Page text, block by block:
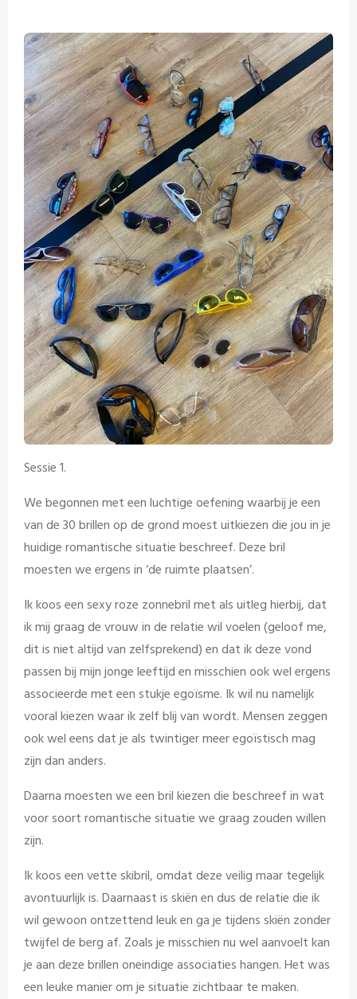
Sessie 1.
We begonnen met een luchtige oefening waarbij je een
van de 30 brillen op de grond moest uitkiezen die jou in je
huidige romantische situatie beschreef. Deze bril
moesten we ergens in ‘de ruimte plaatsen’.
Ik koos een sexy roze zonnebril met als uitleg hierbij, dat
ik mij graag de vrouw in de relatie wil voelen (geloof me,
dit is niet altijd van zelfsprekend) en dat ik deze vond
passen bij mijn jonge leeftijd en misschien ook wel ergens
associeerde met een stukje egoïsme. Ik wil nu namelijk
vooral kiezen waar ik zelf blij van wordt. Mensen zeggen
ook wel eens dat je als twintiger meer egoïstisch mag
zijn dan anders.
Daarna moesten we een bril kiezen die beschreef in wat
voor soort romantische situatie we graag zouden willen
zijn.
Ik koos een vette skibril, omdat deze veilig maar tegelijk
avontuurlijk is. Daarnaast is skiën en dus de relatie die ik
wil gewoon ontzettend leuk en ga je tijdens skiën zonder
twijfel de berg af. Zoals je misschien nu wel aanvoelt kan
je aan deze brillen oneindige associaties hangen. Het was
een leuke manier om je situatie zichtbaar te maken.